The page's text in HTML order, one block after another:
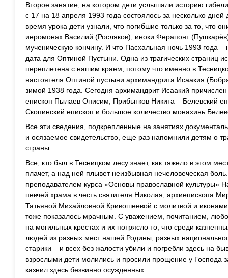
Второе занятие, на котором дети услышали историю
с 17 на 18 апреля 1993 года состоялось за несколько
время урока дети узнали, что погибшие только за то, что
иеромонах Василий (Росляков), иноки Ферапонт
мученическую кончину. И что Пасхальная ночь 1993 года
дата для Оптиной Пустыни. Одна из трагических страниц
переплетена с нашим краем, потому что именно в
настоятеля Оптиной пустыни архимандрита Исаакия
зимой 1938 года. Сегодня архимандрит Исаакий причислен
епископ Пылаев Онисим, Прибытков Никита – Белевский
Скопинский епископ и большое количество монахинь
Все эти сведения, подкрепленные на занятиях
и осязаемое свидетельство, еще раз напомнили детям о
страны.
Все, кто был в Тесницком лесу знает, как тяжело в этом
плачет, а над ней плывет неизбывная нечеловеческая
преподавателем курса «Основы православной культуры»
певчей храма в честь святителя Николая, архиепископа
Татьяной Михайловной Кривошеевой с молитвой и
тоже показалось мрачным. С уважением, почитанием,
на могильных крестах и их потрясло то, что среди
людей из разных мест нашей Родины, разных
старики – и всех без жалости убили и погребли здесь на
взрослыми дети молились и просили прощение у Господа
казнил здесь безвинно осужденных.